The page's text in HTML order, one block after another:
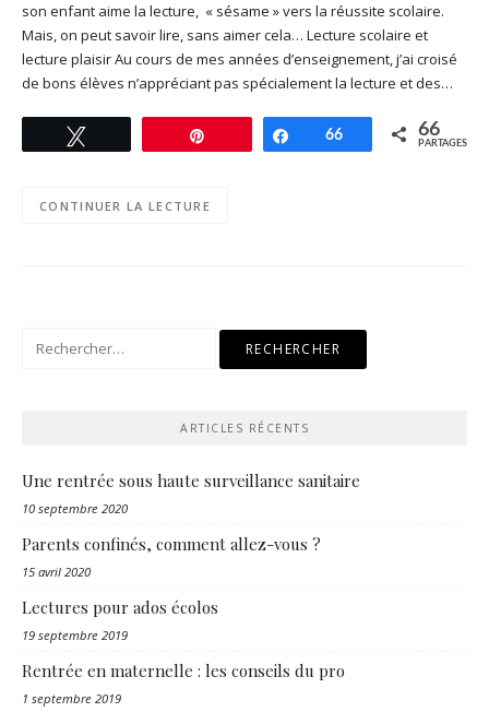
son enfant aime la lecture, « sésame » vers la réussite scolaire.
Mais, on peut savoir lire, sans aimer cela… Lecture scolaire et
lecture plaisir Au cours de mes années d’enseignement, j’ai croisé
de bons élèves n’appréciant pas spécialement la lecture et des…
Enregistrer Partagez
66 66
PARTAGES
CONTINUER LA LECTURE
Rechercher :
ARTICLES RÉCENTS
Une rentrée sous haute surveillance sanitaire
10 septembre 2020
Parents confinés, comment allez-vous ?
15 avril 2020
Lectures pour ados écolos
19 septembre 2019
Rentrée en maternelle : les conseils du pro
1 septembre 2019